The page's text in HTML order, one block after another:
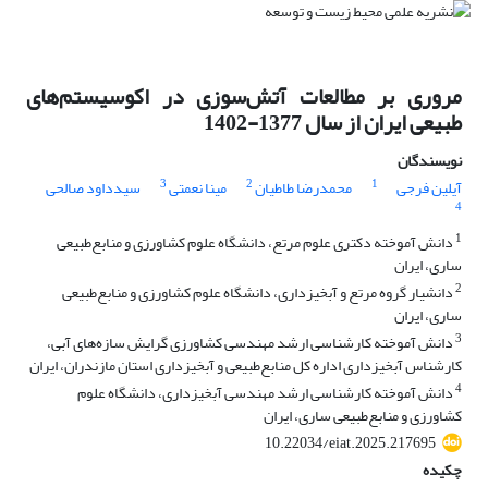
مروری بر مطالعات آتش‌سوزی در اکوسیستم‌های
طبیعی ایران از سال 1377-1402
نویسندگان
آیلین فرجی
1 محمدرضا طاطیان2 مینا نعمتی3 سیدداود صالحی
4
1 دانش آموخته دکتری علوم مرتع، دانشگاه علوم کشاورزی و منابع‌طبیعی
ساری، ایران
2دانشیار گروه مرتع و آبخیزداری، دانشگاه علوم کشاورزی و منابع‌طبیعی
ساری، ایران
3دانش آموخته کارشناسی ارشد مهندسی کشاورزی گرایش سازه‌های آبی،
کارشناس آبخیزداری اداره کل منابع‌طبیعی و آبخیزداری استان مازندران، ایران
4دانش آموخته کارشناسی ارشد مهندسی آبخیزداری، دانشگاه علوم
کشاورزی و منابع‌طبیعی ساری، ایران
10.22034/eiat.2025.217695
چکیده